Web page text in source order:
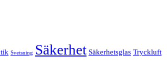
Svetsning Säkerhet Säkerhetsglas Tryckluft